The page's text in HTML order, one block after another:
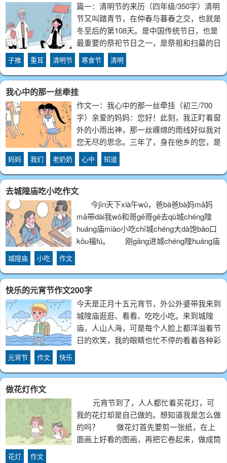
篇一：清明节的来历（四年级/350字）清明
节又叫踏青节，在仲春与暮春之交，也就是
冬至后的第108天。是中国传统节日，也是
最重要的祭祀节日之一，是祭祖和扫墓的日
子。中华民族传统的清明节大约始于周代，
距今已有二千五百多年的历史。清明最早只
是一种节气的名称，其变成纪念祖先的节
子推 重耳 清明节 寒食节 清明
我心中的那一丝牵挂
作文一：我心中的那一丝牵挂（初三/700
字）亲爱的妈妈：您好！此刻，我正盯着窗
外的小雨出神，那一丝缠绵的雨线好似我对
您无尽的思念。三年了，身在他乡的您，是
否还记得家乡的小雨？不知道为什么，一种
难以抑制的感情使我拿起笔写下心中的思
念。凝视笔尖，满腹的话如潮水般涌上心
头，一
妈妈 我们 老奶奶 心中 知道
去城隍庙吃小吃作文
今jīn天下xià午wǔ，爸bà爸bà妈mā妈
mā带dài我wǒ和哥gē哥gē去qù城chéng隍
huáng庙miào小吃chī城chéng大dà饱bǎo口
kǒu福fú。 刚gāng进城chéng隍huáng庙
城隍庙 小吃 作文
快乐的元宵节作文200字
今天是正月十五元宵节，外公外婆带我来到
城隍庙逛逛、看看、吃吃小吃。来到城隍
庙，人山人海，可是每个人脸上都洋溢着节
日的欢笑，我的眼睛也忙不停的看着各种彩
得我眼花缭乱。外婆告诉我，元宵节又称灯
元宵节 作文 快乐
做花灯作文
元宵节到了，人人都忙着买花灯，可
我的花灯却是自己做的。想知道我是怎么做
的吗？ 做花灯首先要剪一张纸，在上
面画上好看的图画，再把它卷起来，做成筒
花灯 作文